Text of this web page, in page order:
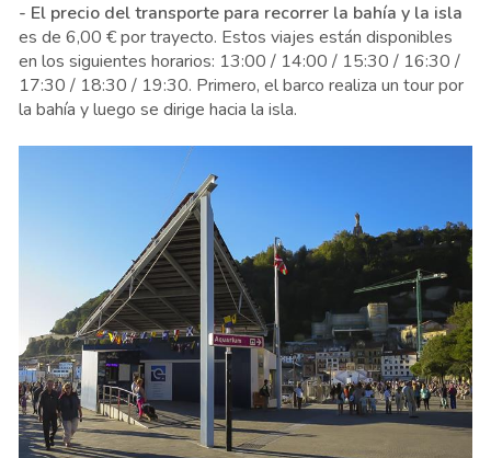
- El precio del transporte para recorrer la bahía y la isla
es de 6,00 € por trayecto. Estos viajes están disponibles
en los siguientes horarios: 13:00 / 14:00 / 15:30 / 16:30 /
17:30 / 18:30 / 19:30. Primero, el barco realiza un tour por
la bahía y luego se dirige hacia la isla.